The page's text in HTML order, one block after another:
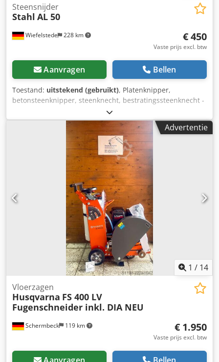
Wiefelstede 228 km
Steensnijder
Stahl AL 50
€ 450
Vaste prijs excl. btw
Aanvragen Bellen
Toestand: uitstekend (gebruikt), Platenknipper,
betonsteenknipper, steenknecht, bestratingssteenknecht -
Voor moeiteloos afkorten van platen en betonstenen door
de excenterhendel-overbrenging Cjdpfxeb A I Sfe Acbjrf -
Hoge stabiliteit bij gering eigen gewicht - Nauwkeurige
geleiding van de snijmessen - Pendelend opgehangen
bovenmes voor het snijden van materialen met een
conische doorsnede (randstenen) - Werkbreedte: 500 mm -
Eigen gewicht: 100 kg
Advertentie
1 / 14
Schermbeck 119 km
Vloerzagen
Husqvarna FS 400 LV
Fugenschneider inkl. DIA NEU
€ 1.950
Vaste prijs excl. btw